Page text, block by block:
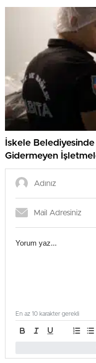
İskele
Gidermeyen
En az 10 karakter gerekli